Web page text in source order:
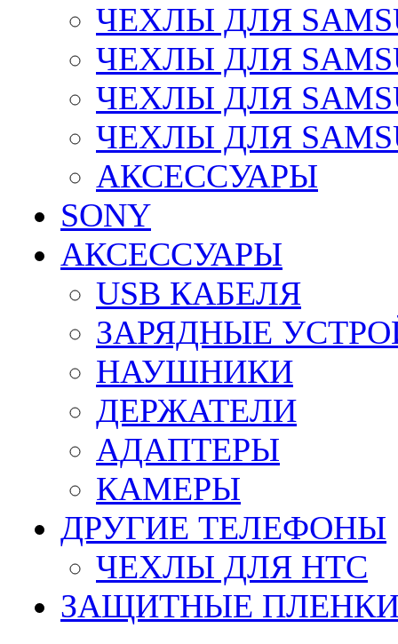
ЧЕХЛЫ ДЛЯ
ЧЕХЛЫ ДЛЯ
ЧЕХЛЫ ДЛЯ
ЧЕХЛЫ ДЛЯ
АКСЕССУАРЫ
SONY
АКСЕССУАРЫ
USB КАБЕЛЯ
ЗАРЯДНЫЕ
НАУШНИКИ
ДЕРЖАТЕЛИ
АДАПТЕРЫ
КАМЕРЫ
ДРУГИЕ ТЕЛЕФОНЫ
ЧЕХЛЫ ДЛЯ HTC
ЗАЩИТНЫЕ